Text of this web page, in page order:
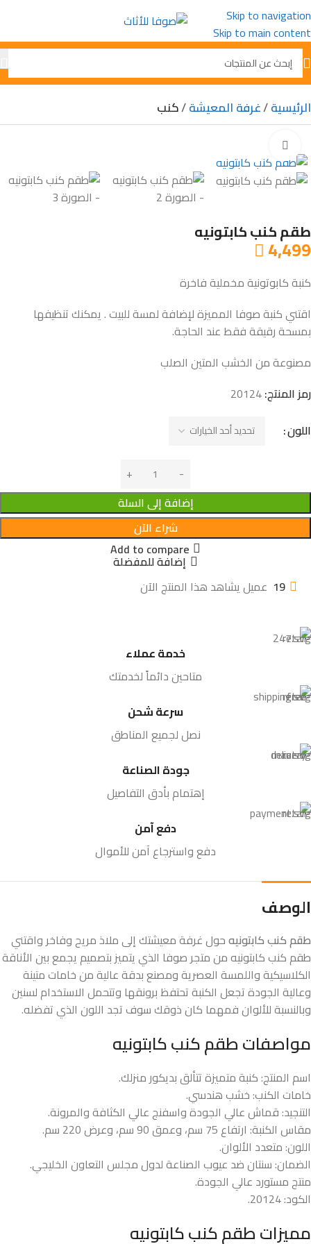
Skip to navigation
Skip to main content
الرئيسية غرفة المعيشة كنب
طقم كنب كابتونيه
 4,499
كنبة كابوتونية مخملية فاخرة
اقتني كنبة صوفا المميزة لإضافة لمسة للبيت . يمكنك تنظيفها
بمسحة رقيقة فقط عند الحاجة.
مصنوعة من الخشب المتين الصلب
رمز المنتج:20124
اللون
إضافة إلى السلة
شراء الآن
Add to compare
إضافة للمفضلة
19 عميل يشاهد هذا المنتج الآن
خدمة عملاء
متاحين دائماً لخدمتك
سرعة شحن
نصل لجميع المناطق
جودة الصناعة
إهتمام بأدق التفاصيل
دفع آمن
دفع واسترجاع آمن للأموال
الوصف
طقم كنب كابتونيهحول غرفة معيشتك إلى ملاذ مريح وفاخر واقتني
طقم كنب كابتونيه من متجر صوفا الذي يتميز بتصميم يجمع بين الأناقة
الكلاسيكية واللمسة العصرية ومصنع بدقة عالية من خامات متينة
وعالية الجودة تجعل الكنبة تحتفظ برونقها وتتحمل الاستخدام لسنين
وبالنسبة للألوان فمهما كان ذوقك سوف تجد اللون الذي تفضله.
مواصفات طقم كنب كابتونيه
اسم المنتج: كنبة متميزة تتألق بديكور منزلك.
خامات الكنب: خشب هندسي.
التنجيد: قماش عالي الجودة واسفنج عالي الكثافة والمرونة.
مقاس الكنبة: ارتفاع 75 سم، وعمق 90 سم، وعرض 220 سم.
اللون: متعدد الألوان.
الضمان: سنتان ضد عيوب الصناعة لدول مجلس التعاون الخليجي.
منتج مستورد عالي الجودة.
الكود: 20124.
مميزات طقم كنب كابتونيه